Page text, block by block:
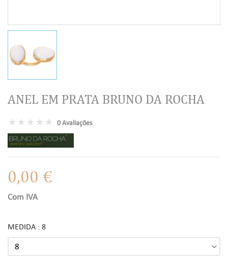
ANEL EM PRATA BRUNO DA ROCHA
0 Avaliações
0,00 €
Com IVA
MEDIDA : 8